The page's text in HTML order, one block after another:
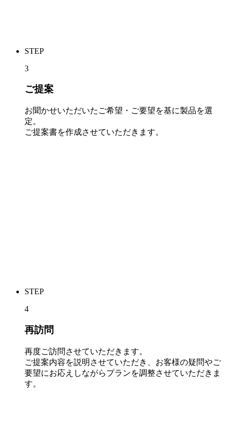
STEP
3
ご提案
お聞かせいただいたご希望・ご要望を基に製品を選
定。
ご提案書を作成させていただきます。
STEP
4
再訪問
再度ご訪問させていただきます。
ご提案内容を説明させていただき、お客様の疑問やご
要望にお応えしながらプランを調整させていただきま
す。